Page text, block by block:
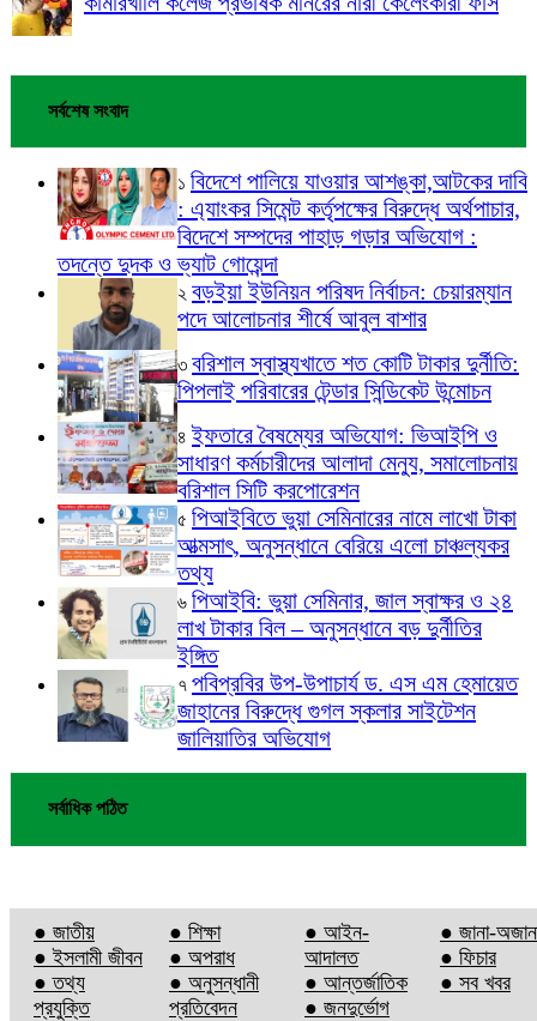
সর্বশেষ সংবাদ
১ বিদেশে পালিয়ে যাওয়ার আশঙ্কা,আটকের দাবি
: এ্যাংকর সিমেন্ট কর্তৃপক্ষের বিরুদ্ধে অর্থপাচার,
বিদেশে সম্পদের পাহাড় গড়ার অভিযোগ :
তদন্তে দুদক ও ভ্যাট গোয়েন্দা
২ বড়ইয়া ইউনিয়ন পরিষদ নির্বাচন: চেয়ারম্যান
পদে আলোচনার শীর্ষে আবুল বাশার
৩ বরিশাল স্বাস্থ্যখাতে শত কোটি টাকার দুর্নীতি:
পিপলাই পরিবারের টেন্ডার সিন্ডিকেট উন্মোচন
৪ ইফতারে বৈষম্যের অভিযোগ: ভিআইপি ও
সাধারণ কর্মচারীদের আলাদা মেন্যু, সমালোচনায়
বরিশাল সিটি করপোরেশন
৫ পিআইবিতে ভুয়া সেমিনারের নামে লাখো টাকা
আত্মসাৎ, অনুসন্ধানে বেরিয়ে এলো চাঞ্চল্যকর
তথ্য
৬ পিআইবি: ভুয়া সেমিনার, জাল স্বাক্ষর ও ২৪
লাখ টাকার বিল – অনুসন্ধানে বড় দুর্নীতির
ইঙ্গিত
৭ পবিপ্রবির উপ-উপাচার্য ড. এস এম হেমায়েত
জাহানের বিরুদ্ধে গুগল স্কলার সাইটেশন
জালিয়াতির অভিযোগ
সর্বাধিক পঠিত
● জাতীয়
● ইসলামী জীবন
● তথ্য
প্রযুক্তি
● শিক্ষা
● অপরাধ
● অনুসন্ধানী
প্রতিবেদন
● আইন-
আদালত
● আন্তর্জাতিক
● জনদুর্ভোগ
● জানা-
● ফিচার
● সব খবর